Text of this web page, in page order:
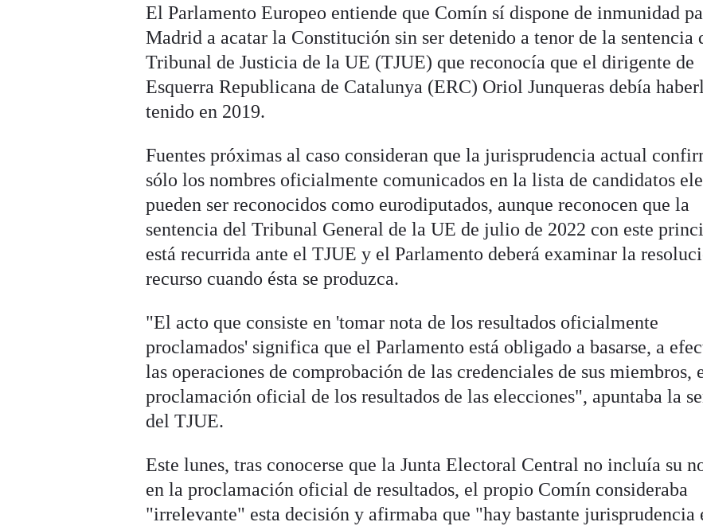
El Parlamento Europeo entiende que Comín sí dispone de inmunidad
Madrid a acatar la Constitución sin ser detenido a tenor de la sentencia
Tribunal de Justicia de la UE (TJUE) que reconocía que el dirigente de
Esquerra Republicana de Catalunya (ERC) Oriol Junqueras debía
tenido en 2019.
Fuentes próximas al caso consideran que la jurisprudencia actual
sólo los nombres oficialmente comunicados en la lista de candidatos
pueden ser reconocidos como eurodiputados, aunque reconocen que la
sentencia del Tribunal General de la UE de julio de 2022 con este
está recurrida ante el TJUE y el Parlamento deberá examinar la
recurso cuando ésta se produzca.
"El acto que consiste en 'tomar nota de los resultados oficialmente
proclamados' significa que el Parlamento está obligado a basarse, a
las operaciones de comprobación de las credenciales de sus miembros,
proclamación oficial de los resultados de las elecciones", apuntaba la
del TJUE.
Este lunes, tras conocerse que la Junta Electoral Central no incluía su
en la proclamación oficial de resultados, el propio Comín consideraba
"irrelevante" esta decisión y afirmaba que "hay bastante jurisprudencia